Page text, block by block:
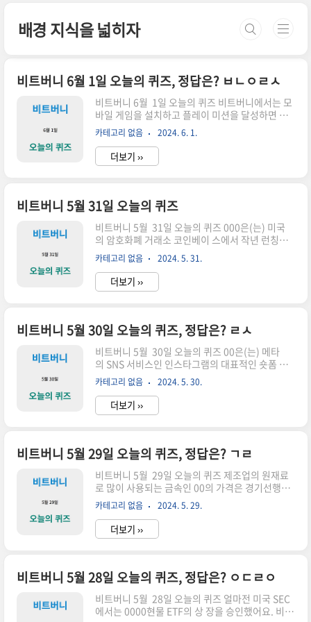
배경 지식을 넓히자
비트버니 6월 1일 오늘의 퀴즈, 정답은? ㅂㄴㅇㄹㅅ
비트버니 6월 1일 오늘의 퀴즈 비트버니에서는 모
바일 게임을 설치하고 플레이 미션을 달성하면 보
상을 지급하는 00000서 비스를 신규 오픈했어
요! 지금 바로 비트버니 혜 택 메뉴를 확인해보세
요 힌트ㅂㄴㅇㄹㅅ정답을 맞추면 포인트를 줍니
다. 정답버니오락실추천인 코드를 입력해야 한다
카테고리 없음 2024. 6. 1.
더보기 ››
비트버니 5월 31일 오늘의 퀴즈
비트버니 5월 31일 오늘의 퀴즈 000은(는) 미국
의 암호화폐 거래소 코인베이 스에서 작년 런칭
한 이더리움 레이어2 블록체인 으로, 옵티미즘
(Optimism)과의 협업을 통해 만 들어졌어요. 힌
트ㅂㅇㅅ정답을 맞추면 포인트를 줍니다. 1. 암호
화폐 거래소 코인베이스의 레이어 2 블록체인
는 이더리움 메인체인 위에 구축된 별도의 블록체
인으로, 거래 속도 향상과 수수료 감소를 목표로 합
니다. 베이스는 Optimism, Arbitrum과 같은 다
른 이더리움 레이어 2 솔루션과 경쟁하며, 다음과
같은 특징을 가지고 있습니다.OP Rollups 기술 활
용: 베이스는 OP Rollups 기술을 사용하여 이더리
움 ..
카테고리 없음 2024. 5. 31.
더보기 ››
비트버니 5월 30일 오늘의 퀴즈, 정답은? ㄹㅅ
비트버니 5월 30일 오늘의 퀴즈 00은(는) 메타
의 SNS 서비스인 인스타그램의 대표적인 숏폼 콘
텐츠 기능이에요. 1분 30초 이 내의 짧은 영상 콘텐
츠를 올리고 즐길 수 있어요. 힌트ㄹㅅ정답을 맞추
면 포인트를 줍니다.릴스 릴스는 페이스북과 인스
타그램에서 제공하는 짧은 영상 플랫폼입니다. 15
여 더욱 흥미로운 콘텐츠를 제작할 수 있습니다.릴
스는 젊은 세대를 중심으로 큰 인기를 얻고 있으며,
기업 또한 제품 홍보와 마케팅을 위한 효과적인 채
널로 활용하고 있습니다.릴스의 주요 특징15초 길
이의 짧은 영상다양한 효과와 음악 제공텍스트, 스
티커 등을 활용한 편집 기능 팔로워 외 다른 사용자
에게도 노출될 수 있는..
카테고리 없음 2024. 5. 30.
더보기 ››
비트버니 5월 29일 오늘의 퀴즈, 정답은? ㄱㄹ
비트버니 5월 29일 오늘의 퀴즈 제조업의 원재료
로 많이 사용되는 금속인 00의 가격은 경기선행지
표로 신뢰도가 높아요. 일반 적으로 00의 가격이 오
르기 시작하면, 경기가 회복되려는 신호라고 해석
돼요 힌트ㄱㄹ정답을 맞추면 포인트를 줍니다.구
리란? 구리(Copper, Cu)는 주기율표에서 원자번
로도 존재하지만, 주로 광물에서 추출됩니다.구리
광물의 특징색상: 구리 광물은 일반적으로 붉은색
을 띄며, 산화될 경우 녹색 또는 푸른색으로 변합니
다.광택: 금속성 광택이 있습니다.연성 및 전성: 매
카테고리 없음 2024. 5. 29.
더보기 ››
비트버니 5월 28일 오늘의 퀴즈, 정답은? ㅇㄷㄹㅇ
비트버니 5월 28일 오늘의 퀴즈 얼마전 미국 SEC
에서는 0000현물 ETF의 상 장을 승인했어요. 비트